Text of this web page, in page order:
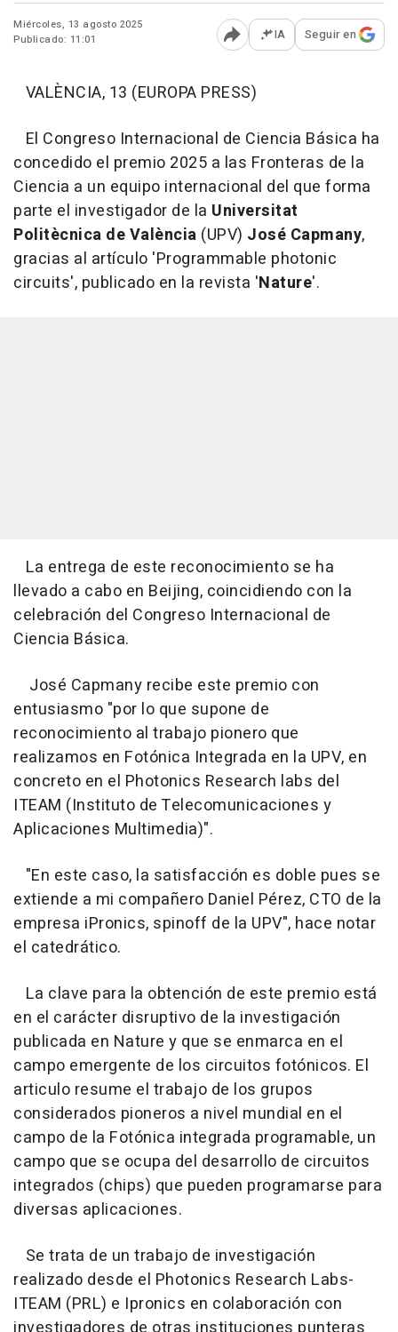
Miércoles, 13 agosto 2025
Publicado: 11:01
Abrir opciones para
IA Seguir en
VALÈNCIA, 13 (EUROPA PRESS)
El Congreso Internacional de Ciencia Básica ha
concedido el premio 2025 a las Fronteras de la
Ciencia a un equipo internacional del que forma
parte el investigador de la Universitat
Politècnica de València (UPV) José Capmany,
gracias al artículo 'Programmable photonic
circuits', publicado en la revista 'Nature'.
La entrega de este reconocimiento se ha
llevado a cabo en Beijing, coincidiendo con la
celebración del Congreso Internacional de
Ciencia Básica.
José Capmany recibe este premio con
entusiasmo "por lo que supone de
reconocimiento al trabajo pionero que
realizamos en Fotónica Integrada en la UPV, en
concreto en el Photonics Research labs del
ITEAM (Instituto de Telecomunicaciones y
Aplicaciones Multimedia)".
"En este caso, la satisfacción es doble pues se
extiende a mi compañero Daniel Pérez, CTO de la
empresa iPronics, spinoff de la UPV", hace notar
el catedrático.
La clave para la obtención de este premio está
en el carácter disruptivo de la investigación
publicada en Nature y que se enmarca en el
campo emergente de los circuitos fotónicos. El
articulo resume el trabajo de los grupos
considerados pioneros a nivel mundial en el
campo de la Fotónica integrada programable, un
campo que se ocupa del desarrollo de circuitos
integrados (chips) que pueden programarse para
diversas aplicaciones.
Se trata de un trabajo de investigación
realizado desde el Photonics Research Labs-
ITEAM (PRL) e Ipronics en colaboración con